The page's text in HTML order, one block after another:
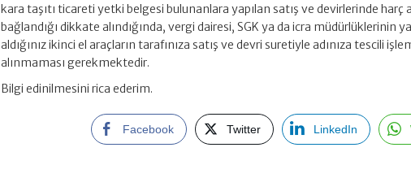
kara taşıtı ticareti yetki belgesi bulunanlara yapılan satış ve devirlerinde harç
bağlandığı dikkate alındığında, vergi dairesi, SGK ya da icra müdürlüklerinin
aldığınız ikinci el araçların tarafınıza satış ve devri suretiyle adınıza tescili
alınmaması gerekmektedir.
Bilgi edinilmesini rica ederim.
Facebook Twitter LinkedIn